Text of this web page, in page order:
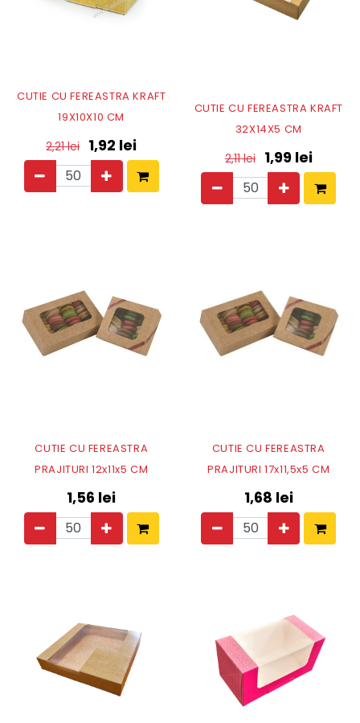
CUTIE CU FEREASTRA KRAFT
19X10X10 CM
2,21lei 1,92 lei
CUTIE CU FEREASTRA KRAFT
32X14X5 CM
2,11lei 1,99lei
CUTIE CU FEREASTRA
PRAJITURI 12x11x5 CM
1,56 lei
CUTIE CU FEREASTRA
PRAJITURI 17x11,5x5 CM
1,68 lei